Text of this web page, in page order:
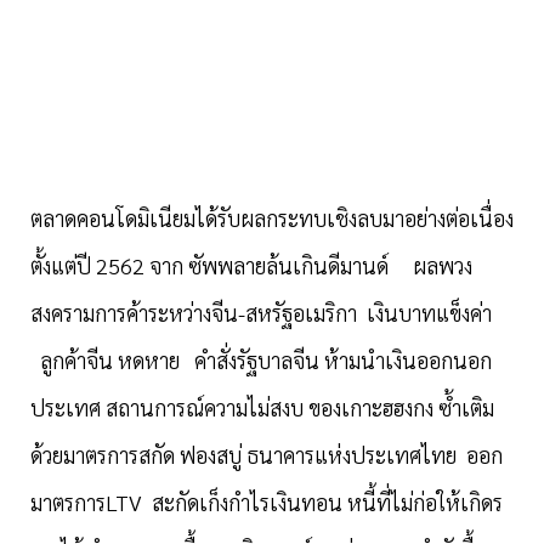
ตลาดคอนโดมิเนียมได้รับผลกระทบเชิงลบมาอย่างต่อเนื่อง
ตั้งแต่ปี 2562 จาก ซัพพลายล้นเกินดีมานด์ ผลพวง
สงครามการค้าระหว่างจีน-สหรัฐอเมริกา เงินบาทแข็งค่า
ลูกค้าจีน หดหาย คำสั่งรัฐบาลจีน ห้ามนำเงินออกนอก
ประเทศ สถานการณ์ความไม่สงบ ของเกาะฮฮงกง ซ้ำเติม
ด้วยมาตรการสกัด ฟองสบู่ ธนาคารแห่งประเทศไทย ออก
มาตรการLTV สะกัดเก็งกำไรเงินทอน หนี้ที่ไม่ก่อให้เกิดร